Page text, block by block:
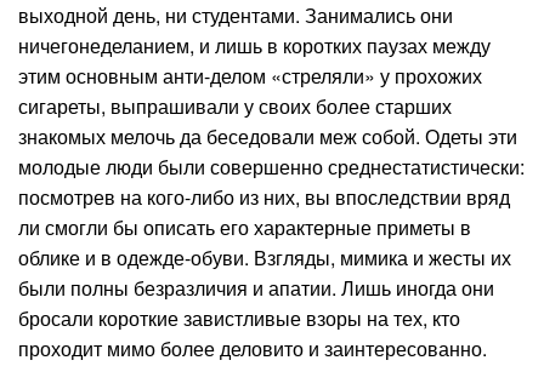
выходной день, ни студентами. Занимались они
ничегонеделанием, и лишь в коротких паузах между
этим основным анти-делом «стреляли» у прохожих
сигареты, выпрашивали у своих более старших
знакомых мелочь да беседовали меж собой. Одеты эти
молодые люди были совершенно среднестатистически:
посмотрев на кого-либо из них, вы впоследствии вряд
ли смогли бы описать его характерные приметы в
облике и в одежде-обуви. Взгляды, мимика и жесты их
были полны безразличия и апатии. Лишь иногда они
бросали короткие завистливые взоры на тех, кто
проходит мимо более деловито и заинтересованно.